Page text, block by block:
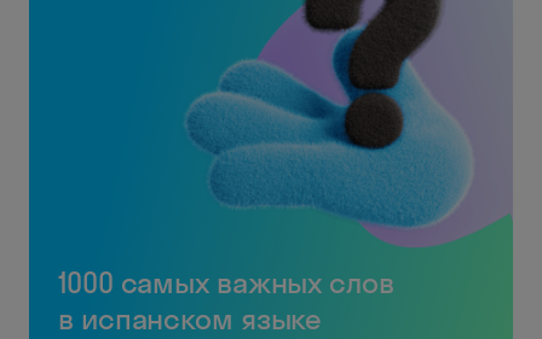
1000 самых важных слов
в испанском языке